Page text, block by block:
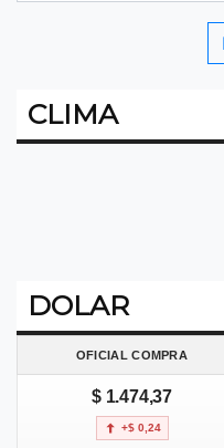
CLIMA
DOLAR
OFICIAL COMPRA
$ 1.474,37
+$ 0,24